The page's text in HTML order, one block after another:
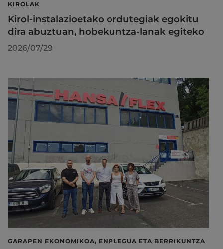
KIROLAK
Kirol-instalazioetako ordutegiak egokitu
dira abuztuan, hobekuntza-lanak egiteko
2026/07/29
GARAPEN EKONOMIKOA, ENPLEGUA ETA BERRIKUNTZA